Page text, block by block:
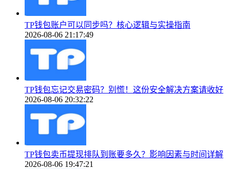
TP钱包账户可以同步吗？核心逻辑与实操指南
2026-08-06 21:17:49
TP钱包忘记交易密码？别慌！这份安全解决方案请收好
2026-08-06 20:32:22
TP钱包卖币提现排队到账要多久？影响因素与时间详解
2026-08-06 19:47:21